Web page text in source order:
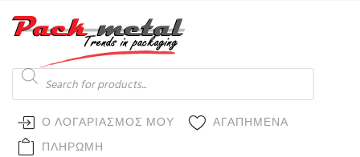
Products
search
Ο ΛΟΓΑΡΙΑΣΜΟΣ ΜΟΥ
ΑΓΑΠΗΜΕΝΑ
ΠΛΗΡΩΜΗ